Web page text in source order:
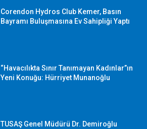
Corendon Hydros Club Kemer, Basın
Bayramı Buluşmasına Ev Sahipliği Yaptı
“Havacılıkta Sınır Tanımayan Kadınlar”ın
Yeni Konuğu: Hürriyet Munanoğlu
TUSAŞ Genel Müdürü Dr. Demiroğlu